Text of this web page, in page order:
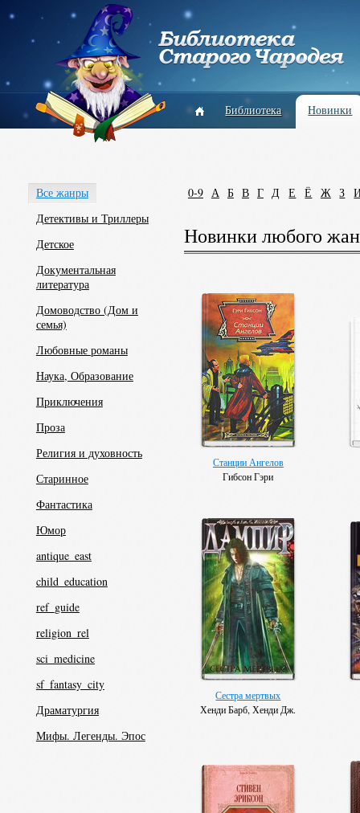
Библиотека Новинки
Все жанры
Детективы и Триллеры
Детское
Документальная
литература
Домоводство (Дом и
семья)
Любовные романы
Наука, Образование
Приключения
Проза
Религия и духовность
Старинное
Фантастика
Юмор
antique_east
child_education
ref_guide
religion_rel
sci_medicine
sf_fantasy_city
Драматургия
Мифы. Легенды. Эпос
0-9 А Б В Г Д Е Ё Ж З
Новинки любого
Станции Ангелов
Гибсон Гэри
Сестра мертвых
Хенди Барб, Хенди Дж.